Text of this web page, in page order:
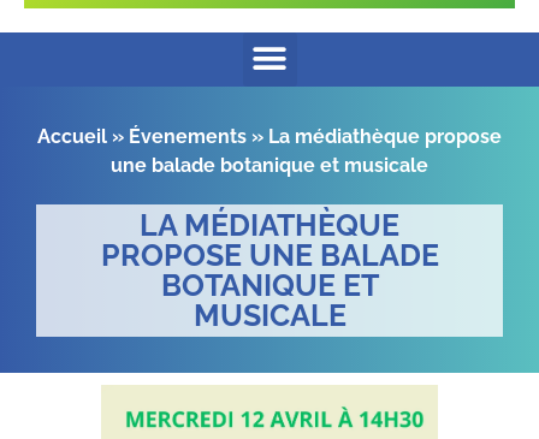
Accueil » Évenements » La médiathèque propose
une balade botanique et musicale
LA MÉDIATHÈQUE
PROPOSE UNE BALADE
BOTANIQUE ET
MUSICALE